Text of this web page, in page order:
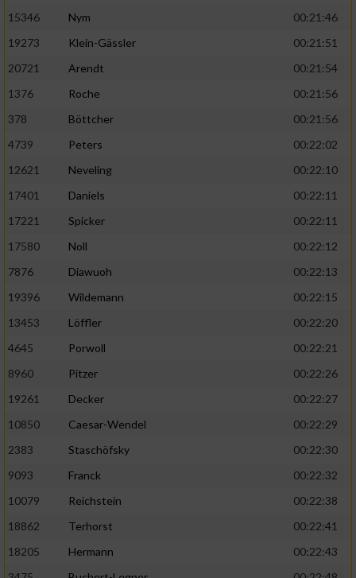
15346
Nym
00:21:46
19273
Klein-Gässler
00:21:51
20721
Arendt
00:21:54
1376
Roche
00:21:56
378
Böttcher
00:21:56
4739
Peters
00:22:02
12621
Neveling
00:22:10
17401
Daniels
00:22:11
17221
Spicker
00:22:11
17580
Noll
00:22:12
7876
Diawuoh
00:22:13
19396
Wildemann
00:22:15
13453
Löffler
00:22:20
4645
Porwoll
00:22:21
8960
Pitzer
00:22:26
19261
Decker
00:22:27
10850
Caesar-Wendel
00:22:29
2383
Staschöfsky
00:22:30
9093
Franck
00:22:32
10079
Reichstein
00:22:38
18862
Terhorst
00:22:41
18205
Hermann
00:22:43